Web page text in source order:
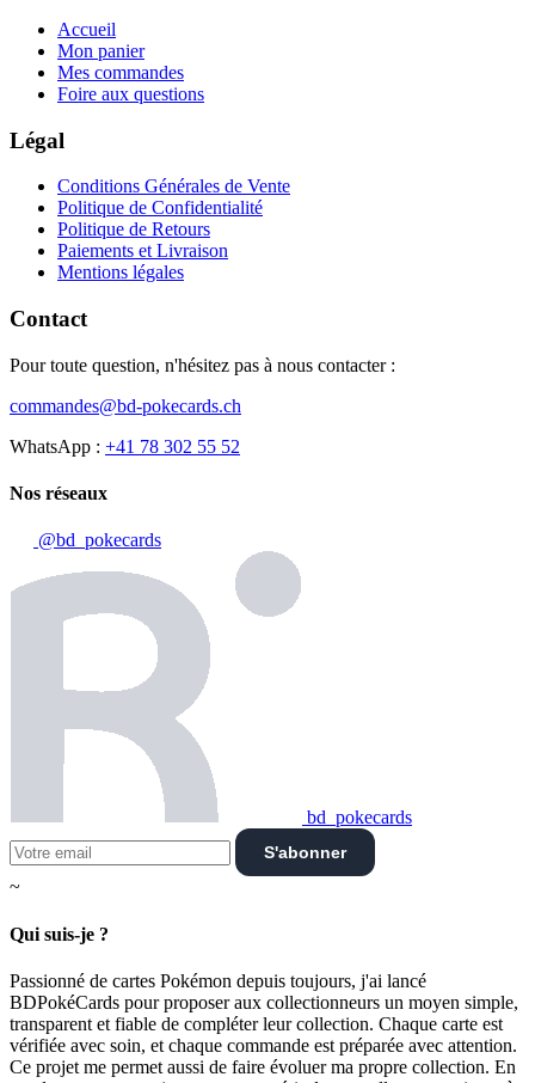
Accueil
Mon panier
Mes commandes
Foire aux questions
Légal
Conditions Générales de Vente
Politique de Confidentialité
Politique de Retours
Paiements et Livraison
Mentions légales
Contact
Pour toute question, n'hésitez pas à nous contacter :
commandes@bd-pokecards.ch
WhatsApp : +41 78 302 55 52
Nos réseaux
@bd_pokecards
bd_pokecards
S'abonner
~
Qui suis-je ?
Passionné de cartes Pokémon depuis toujours, j'ai lancé
BDPokéCards pour proposer aux collectionneurs un moyen simple,
transparent et fiable de compléter leur collection. Chaque carte est
vérifiée avec soin, et chaque commande est préparée avec attention.
Ce projet me permet aussi de faire évoluer ma propre collection. En